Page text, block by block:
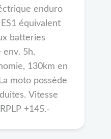
enduro
équivalent
batteries
env. 5h.
130km en
moto possède
Vitesse
+145.-